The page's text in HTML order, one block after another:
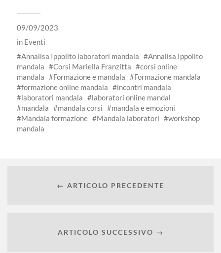
09/09/2023
in Eventi
Annalisa Ippolito laboratori mandala
Annalisa Ippolito
mandala
Corsi Mariella Franzitta
corsi online
mandala
Formazione e mandala
Formazione mandala
formazione online mandala
incontri mandala
laboratori mandala
laboratori online mandal
mandala
mandala corsi
mandala e emozioni
Mandala formazione
Mandala laboratori
workshop
mandala
← ARTICOLO PRECEDENTE
ARTICOLO SUCCESSIVO →